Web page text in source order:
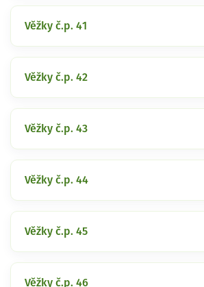
Věžky č.p. 41
Věžky č.p. 42
Věžky č.p. 43
Věžky č.p. 44
Věžky č.p. 45
Věžky č.p. 46